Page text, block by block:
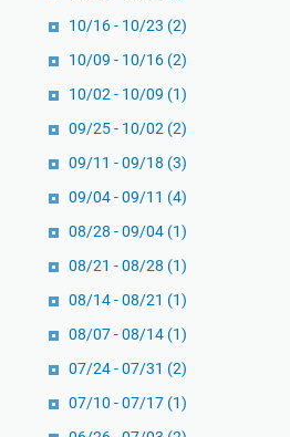
10/16 - 10/23 (2)
10/09 - 10/16 (2)
10/02 - 10/09 (1)
09/25 - 10/02 (2)
09/11 - 09/18 (3)
09/04 - 09/11 (4)
08/28 - 09/04 (1)
08/21 - 08/28 (1)
08/14 - 08/21 (1)
08/07 - 08/14 (1)
07/24 - 07/31 (2)
07/10 - 07/17 (1)